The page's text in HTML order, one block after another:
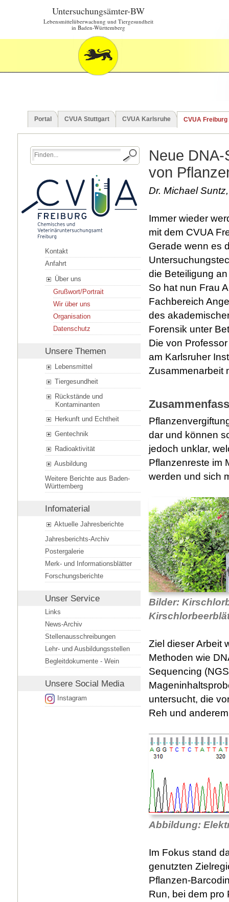
Untersuchungsämter-BW
Lebensmittelüberwachung und Tiergesundheit
in Baden-Württemberg
Portal CVUA Stuttgart CVUA Karlsruhe CVUA Freiburg
Kontakt
Anfahrt
Über uns
Grußwort/Portrait
Wir über uns
Organisation
Datenschutz
Unsere Themen
Lebensmittel
Tiergesundheit
Rückstände und
Kontaminanten
Herkunft und Echtheit
Gentechnik
Radioaktivität
Ausbildung
Weitere Berichte aus Baden-
Württemberg
Infomaterial
Aktuelle Jahresberichte
Jahresberichts-Archiv
Postergalerie
Merk- und Informationsblätter
Forschungsberichte
Unser Service
Links
News-Archiv
Stellenausschreibungen
Lehr- und Ausbildungsstellen
Begleitdokumente - Wein
Unsere Social Media
Instagram
Neue
von
Dr. Michael
Immer wieder
mit dem CVUA
Gerade wenn es
die Beteiligung
So hat nun Frau
Fachbereich
des
Forensik unter
Die von
am Karlsruher
Zusammenarbeit
dar und können
jedoch unklar,
Pflanzenreste im
werden und sich
Bilder:
Ziel dieser Arbeit
Methoden wie
Sequencing
untersucht, die
Reh und
Abbildung:
Im Fokus stand
genutzten
Pflanzen-
Run, bei dem pro